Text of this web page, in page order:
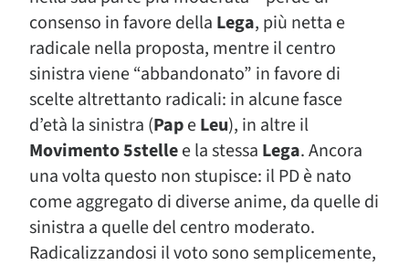
consenso in favore della Lega, più netta e
radicale nella proposta, mentre il centro
sinistra viene “abbandonato” in favore di
scelte altrettanto radicali: in alcune fasce
d’età la sinistra (PapeLeu), in altre il
Movimento 5stellee la stessa Lega. Ancora
una volta questo non stupisce: il PD è nato
come aggregato di diverse anime, da quelle di
sinistra a quelle del centro moderato.
Radicalizzandosi il voto sono semplicemente,